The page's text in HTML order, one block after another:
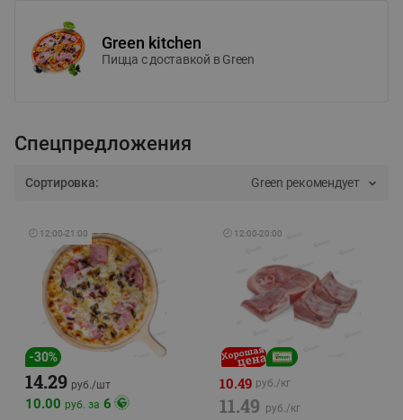
Green kitchen
Пицца c доставкой в Green
Спецпредложения
Сортировка: Green рекомендует
🕘 12:00-21:00
-30%
14.29 руб./шт
10.00 руб. за 6
🕘 12:00-20:00
10.49 руб./кг
11.49 руб./кг